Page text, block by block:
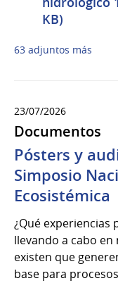
KB)
63 adjuntos más
23/07/2026
Documentos
Pósters y
Simposio
Ecosistémica
¿Qué experiencias
llevando a cabo en
existen que
base para